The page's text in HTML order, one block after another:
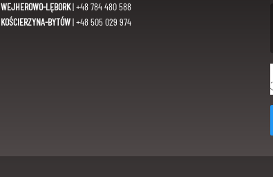
WEJHEROWO-LĘBORK| +48 784 480 588
KOŚCIERZYNA-BYTÓW| +48 505 029 974